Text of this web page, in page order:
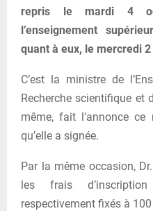
repris le mardi 4
l’enseignement
quant à eux, le mercredi
C’est la ministre de
Recherche scientifique et
même, fait l’annonce
qu’elle a signée.
Par la même occasion,
les frais
respectivement fixés à